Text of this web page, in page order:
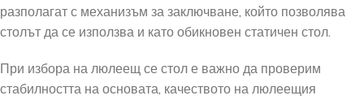
разполагат с механизъм за заключване, който позволява
столът да се използва и като обикновен статичен стол.
При избора на люлеещ се стол е важно да проверим
стабилността на основата, качеството на люлеещия